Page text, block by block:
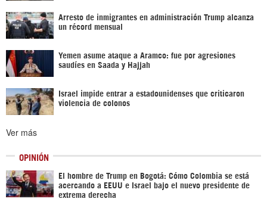
Arresto de inmigrantes en administración Trump alcanza
un récord mensual
Yemen asume ataque a Aramco: fue por agresiones
saudíes en Saada y Hajjah
Israel impide entrar a estadounidenses que criticaron
violencia de colonos
Ver más
OPINIÓN
El hombre de Trump en Bogotá: Cómo Colombia se está
acercando a EEUU e Israel bajo el nuevo presidente de
extrema derecha